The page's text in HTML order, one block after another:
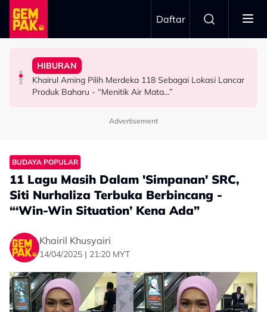
Skip to main content
Daftar
HIBURAN
Individu Kongsi Sisi Tak Diketahui Ramai Tentang Cik
Man - “Arwah Ahli Masjid, Suka Sedekah Anak Yatim”
HIBURAN
Khairul Aming Pilih Merdeka 118 Sebagai Lokasi Lancar
Produk Baharu - “Menitik Air Mata…”
HIBURAN
Shiera & Jatt Ali Teruja Sambut Cucu Kedua - “Welcome
To The World Aisa Zaina”
SELEBRITI
"Agak Lucah & Melampau" - Kamal Adli Tegur Video
Promosi Drama AI Di Tiktok
Advertisement
BUDAYA POPULAR
11 Lagu Masih Dalam 'Simpanan' SRC,
Siti Nurhaliza Terbuka Berbincang -
“‘Win-Win Situation’ Kena Ada”
Khairil Khusyairi
14/04/2025 | 21:20 MYT